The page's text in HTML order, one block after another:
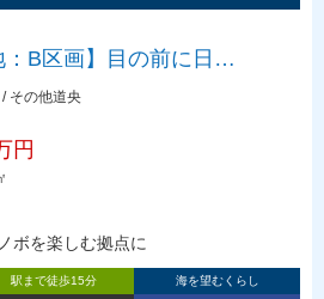
：B区画】目の前に日…
その他道央
円
ボを楽しむ拠点に
駅まで徒歩15分
海を望むくらし